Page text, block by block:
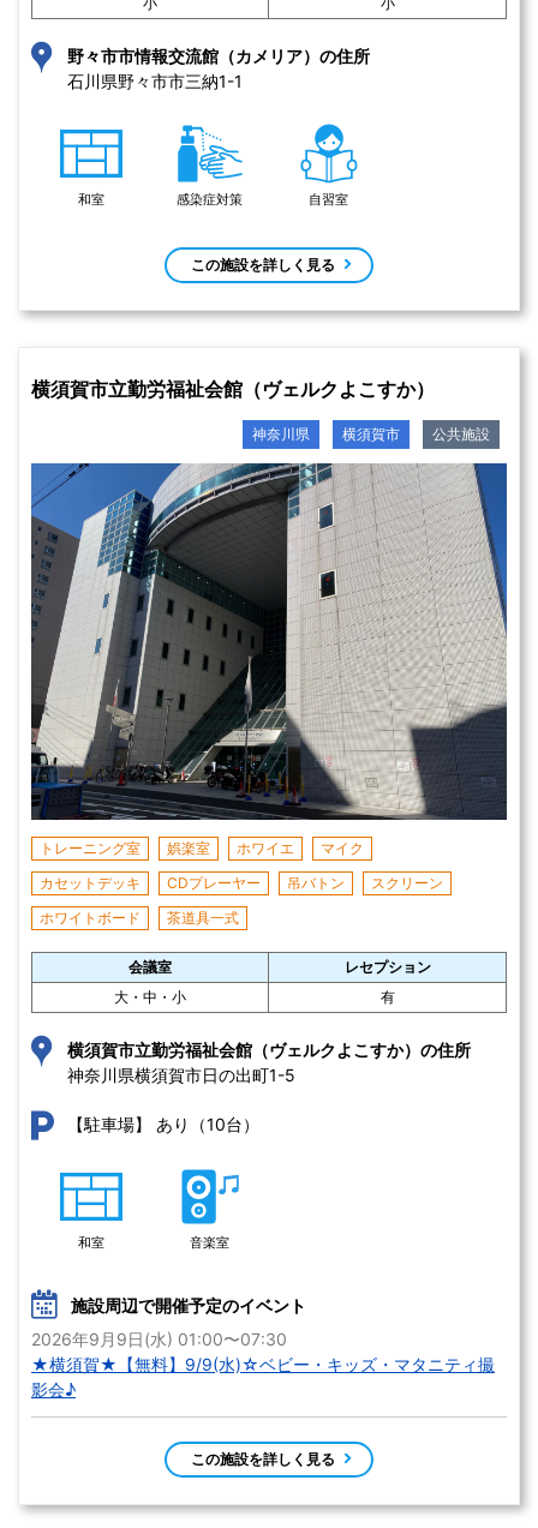
野々市市情報交流館（カメリア）の住所
石川県野々市市三納1-1
和室 感染症対策 自習室
この施設を詳しく見る
横須賀市立勤労福祉会館（ヴェルクよこすか）
神奈川県 横須賀市 公共施設
トレーニング室 娯楽室 ホワイエ
マイク
カセットデッキ
CDプレーヤー 吊バトン
スクリーン
ホワイトボード
茶道具一式
会議室
レセプション
大・中・小
有
横須賀市立勤労福祉会館（ヴェルクよこすか）の住所
神奈川県横須賀市日の出町1-5
【駐車場】 あり（10台）
和室 音楽室
施設周辺で開催予定のイベント
2026年9月9日(水) 01:00〜07:30
★横須賀★【無料】9/9(水)☆ベビー・キッズ・マタニティ撮
影会♪
この施設を詳しく見る